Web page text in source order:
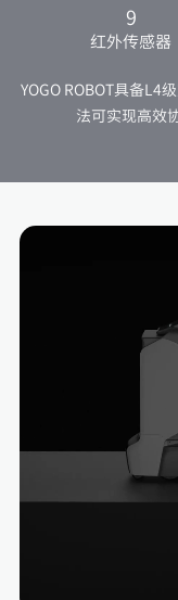
9
红外传感器
YOGO ROBOT具备L4
法可实现高效